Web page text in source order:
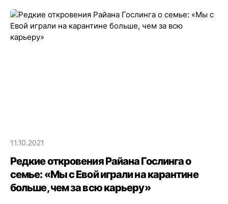
11.10.2021
Редкие откровения Райана Гослинга о
семье: «Мы с Евой играли на карантине
больше, чем за всю карьеру»